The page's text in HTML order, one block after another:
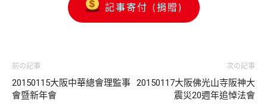
記事寄付 (捐贈)
前の記事
20150115大阪中華總會理監事
會暨新年會
次の記事
20150117大阪佛光山寺阪神大
震災20週年追悼法會